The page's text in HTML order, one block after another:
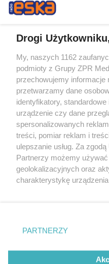
Żaden utwór zamieszczony w
rozpowszechniany lub dalej
tym także elektroniczny lub
eksploatacji w jakiejkolwiek
Internecie bez pisemnej zgody
wykorzystanie utworów w całości
tzn. bez właściwej zgody, jest
ścigane prawnie.
© 2026
Drogi
My, naszych 1162
podmioty z Grupy ZPR
przechowujemy informacje
przetwarzamy dane
identyfikatory,
urządzenie czy dane
spersonalizowanych
treści, pomiar reklam i
ulepszanie usług. Za
Partnerzy możemy używać
geolokalizacyjnych oraz
charakterystykę
zmienić/wycofać klikając
znajdujący się w lewym
rodzaje przetwarzania
użytkownika, ale masz
PARTNERZY